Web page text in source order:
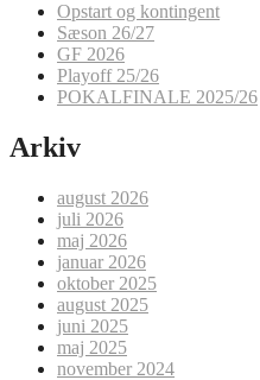
Opstart og kontingent
Sæson 26/27
GF 2026
Playoff 25/26
POKALFINALE 2025/26
Arkiv
august 2026
juli 2026
maj 2026
januar 2026
oktober 2025
august 2025
juni 2025
maj 2025
november 2024